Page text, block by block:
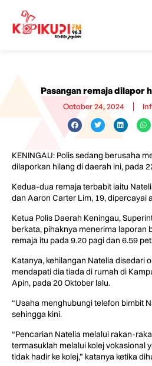
Pasangan remaja dilapor
October 24, 2024
KENINGAU: Polis sedang berusaha
dilaporkan hilang di daerah ini, pada
Kedua-dua remaja terbabit iaitu
dan Aaron Carter Lim, 19, dipercayai
Ketua Polis Daerah Keningau,
berkata, pihaknya menerima laporan
remaja itu pada 9.20 pagi dan 6.59
Katanya, kehilangan Natelia disedari
mendapati dia tiada di rumah di
Apin, pada 20 Oktober lalu.
“Usaha menghubungi telefon bimbit
sehingga kini.
“Pencarian Natelia melalui rakan-
termasuklah melalui kolej vokasional
tidak hadir ke kolej,” katanya ketika